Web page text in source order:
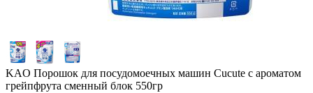
KAO Порошок для посудомоечных машин Cucute с ароматом
грейпфрута сменный блок 550гр